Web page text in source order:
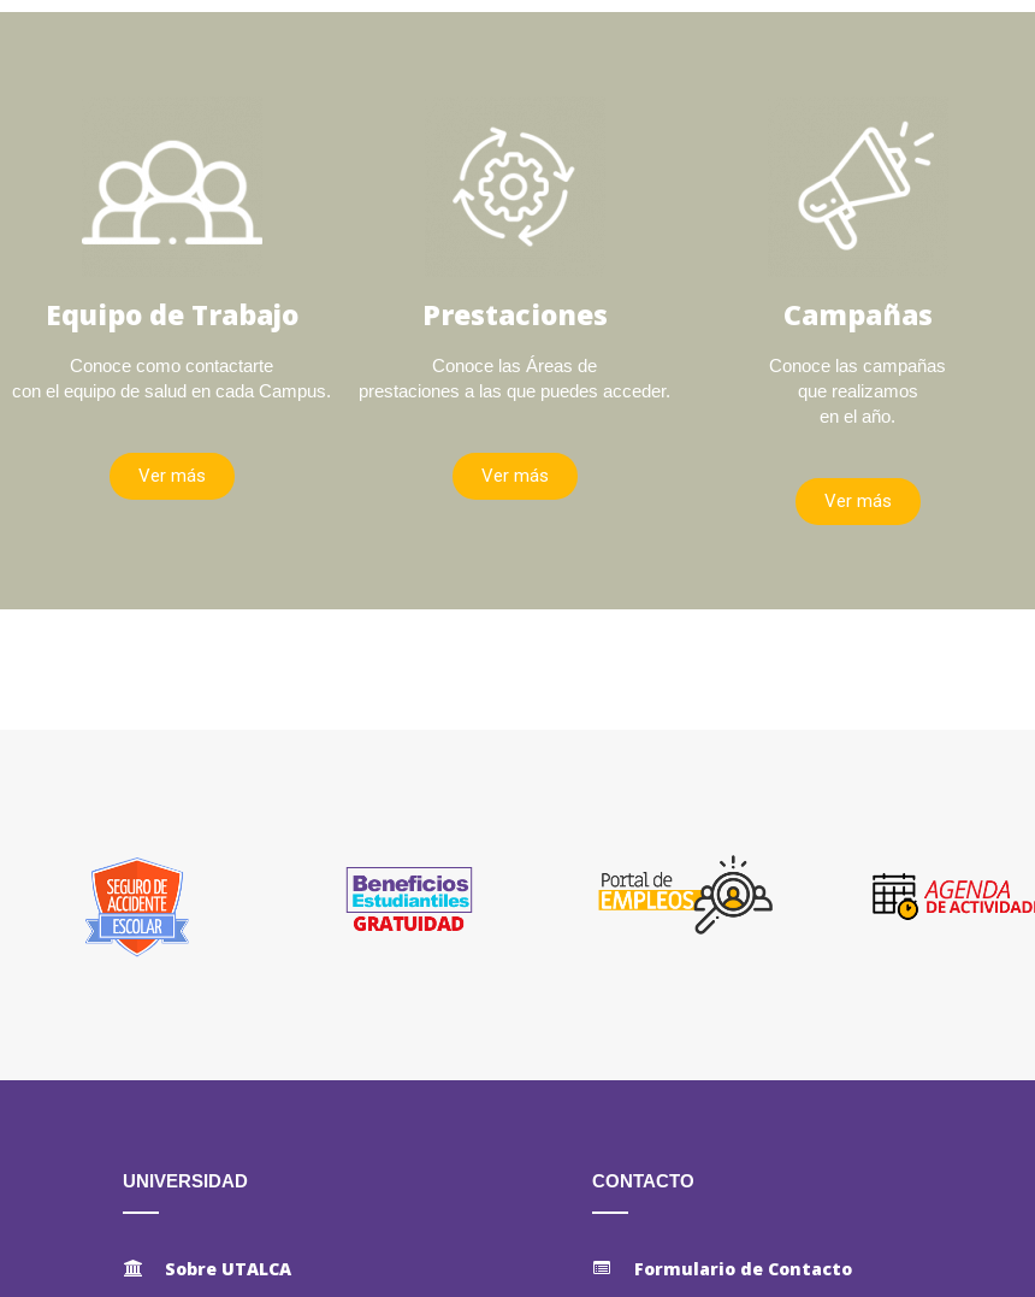
Equipo de Trabajo
Conoce como contactarte
con el equipo de salud en cada Campus.
Ver más
Prestaciones
Conoce las Áreas de
prestaciones a las que puedes acceder.
Ver más
Campañas
Conoce las campañas
que realizamos
en el año.
Ver más
UNIVERSIDAD
Sobre UTALCA
CONTACTO
Formulario de Contacto